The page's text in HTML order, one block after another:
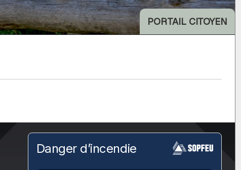
PORTAIL CITOYEN
Danger d’incendie